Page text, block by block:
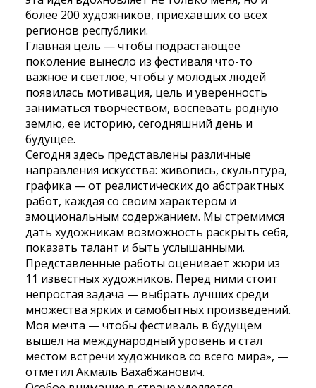
более 200 художников, приехавших со всех
регионов республики.
Главная цель — чтобы подрастающее
поколение вынесло из фестиваля что-то
важное и светлое, чтобы у молодых людей
появилась мотивация, цель и уверенность
заниматься творчеством, воспевать родную
землю, ее историю, сегодняшний день и
будущее.
Сегодня здесь представлены различные
направления искусства: живопись, скульптура,
графика — от реалистических до абстрактных
работ, каждая со своим характером и
эмоциональным содержанием. Мы стремимся
дать художникам возможность раскрыть себя,
показать талант и быть услышанными.
Представленные работы оценивает жюри из
11 известных художников. Перед ними стоит
непростая задача — выбрать лучших среди
множества ярких и самобытных произведений.
Моя мечта — чтобы фестиваль в будущем
вышел на международный уровень и стал
местом встречи художников со всего мира», —
отметил Акмаль Вахабжанович.